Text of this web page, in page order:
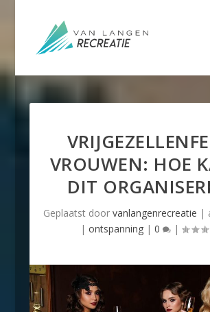
VROUWEN: HOE
DIT
Geplaatst doorvanlangenrecreatie |
| ontspanning| 0 |